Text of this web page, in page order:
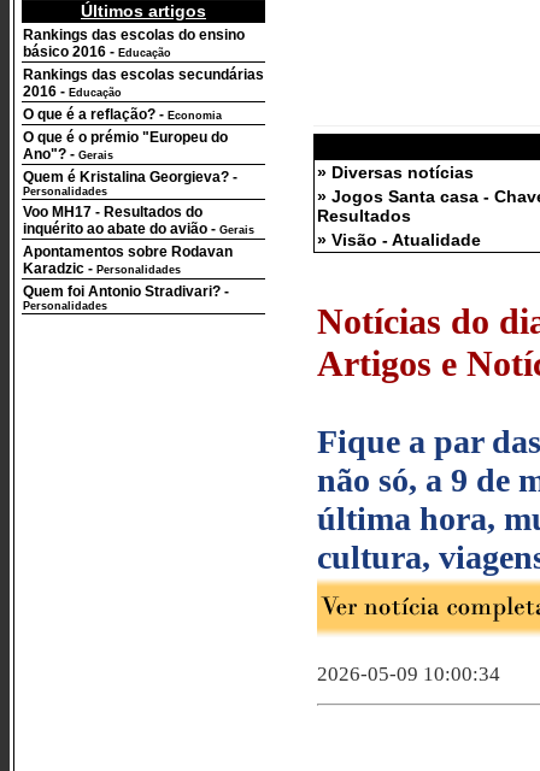
Últimos artigos
Rankings das escolas do ensino
básico 2016 - Educação
Rankings das escolas secundárias
2016 - Educação
O que é a reflação? - Economia
O que é o prémio "Europeu do
Ano"? - Gerais
Quem é Kristalina Georgieva? -
Personalidades
Voo MH17 - Resultados do
inquérito ao abate do avião - Gerais
Apontamentos sobre Rodavan
Karadzic - Personalidades
Quem foi Antonio Stradivari? -
Personalidades
» Diversas notícias
» Jogos Santa casa -
Resultados
» Visão - Atualidade
Notícias do
Artigos e
Fique a par
não só, a 9 de
última hora,
cultura,
2026-05-09 10:00:34